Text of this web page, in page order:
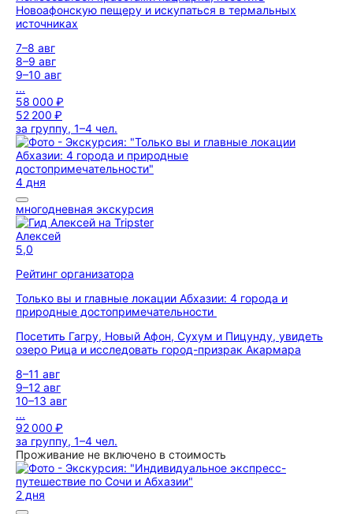
Новоафонскую пещеру и искупаться в термальных
источниках
7–8 авг
8–9 авг
9–10 авг
...
58 000 ₽
52 200 ₽
за группу, 1–4 чел.
4 дня
многодневная экскурсия
Алексей
5,0
Рейтинг организатора
Только вы и главные локации Абхазии: 4 города и
природные достопримечательности
Посетить Гагру, Новый Афон, Сухум и Пицунду, увидеть
озеро Рица и исследовать город-призрак Акармара
8–11 авг
9–12 авг
10–13 авг
...
92 000 ₽
за группу, 1–4 чел.
Проживание не включено в стоимость
2 дня